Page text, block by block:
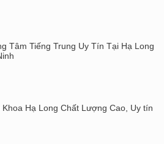
Tâm Tiếng Trung Uy Tín Tại Hạ Long
Khoa Hạ Long Chất Lượng Cao, Uy tín